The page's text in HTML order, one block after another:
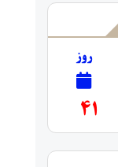
روز
41